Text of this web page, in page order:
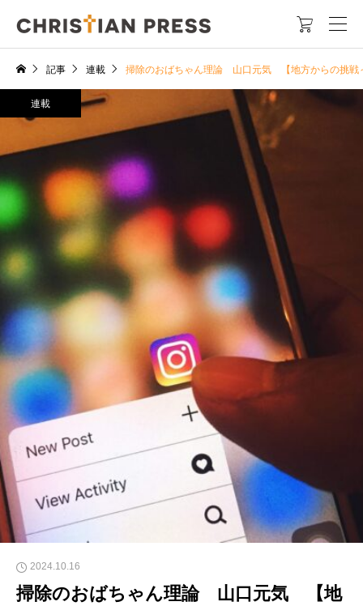

記事 連載 掃除のおばちゃん理論 山口元気 【地方からの挑戦
連載
2024.10.16
掃除のおばちゃん理論 山口元気 【地